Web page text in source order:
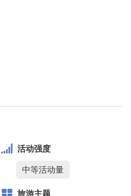
活动强度
中等活动量
旅游主题